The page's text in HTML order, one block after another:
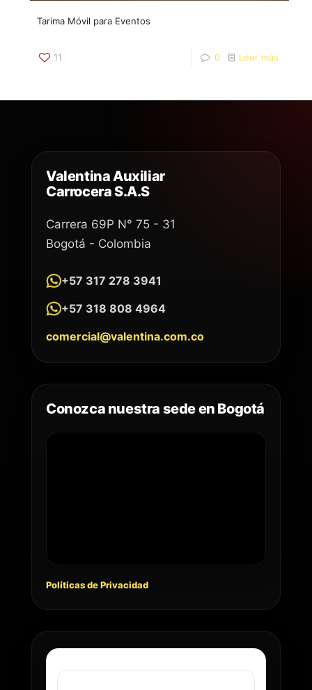
Tarima Móvil para Eventos
11 0 Leer más
Valentina Auxiliar
Carrocera S.A.S
Carrera 69P N° 75 - 31
Bogotá - Colombia
+57 317 278 3941
+57 318 808 4964
comercial@valentina.com.co
Conozca nuestra sede en Bogotá
Políticas de Privacidad